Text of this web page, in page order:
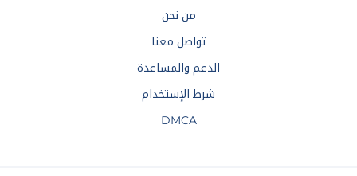
من نحن
تواصل معنا
الدعم والمساعدة
شرط الإستخدام
DMCA